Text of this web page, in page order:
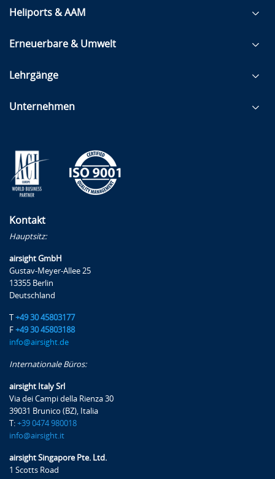
Heliports & AAM
Erneuerbare & Umwelt
Lehrgänge
Unternehmen
Kontakt
Hauptsitz:
airsight GmbH
Gustav-Meyer-Allee 25
13355 Berlin
Deutschland
T +49 30 45803177
F +49 30 45803188
info@airsight.de
Internationale Büros:
airsight Italy Srl
Via dei Campi della Rienza 30
39031 Brunico (BZ), Italia
T: +39 0474 980018
info@airsight.it
airsight Singapore Pte. Ltd.
1 Scotts Road